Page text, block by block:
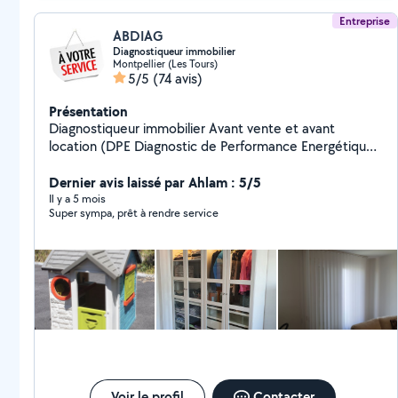
Entreprise
ABDIAG
Diagnostiqueur immobilier
Montpellier (Les Tours)
5/5 (74 avis)
Présentation
Diagnostiqueur immobilier Avant vente et avant
location (DPE Diagnostic de Performance Energétique,
Loi Carrez et Loi Boutin) Disponible pour étudier vos
différentes sollicitations! À très bientôt!
Dernier avis laissé par Ahlam : 5/5
Il y a 5 mois
Super sympa, prêt à rendre service